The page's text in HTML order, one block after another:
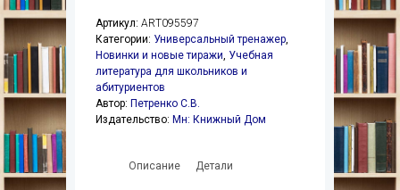
Артикул: ART095597
Категории: Универсальный тренажер,
Новинки и новые тиражи, Учебная
литература для школьников и
абитуриентов
Автор: Петренко С.В.
Издательство: Мн: Книжный Дом
Описание Детали